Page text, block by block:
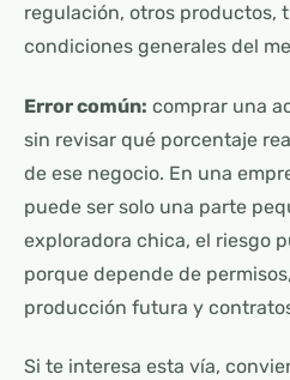
regulación, otros productos,
condiciones generales del
Error común: comprar una
sin revisar qué porcentaje
de ese negocio. En una
puede ser solo una parte
exploradora chica, el riesgo
porque depende de
producción futura y
Si te interesa esta vía,